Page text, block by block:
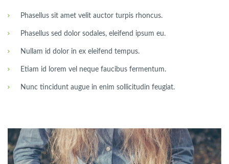
Phasellus sit amet velit auctor turpis rhoncus.
Phasellus sed dolor sodales, eleifend ipsum eu.
Nullam id dolor in ex eleifend tempus.
Etiam id lorem vel neque faucibus fermentum.
Nunc tincidunt augue in enim sollicitudin feugiat.